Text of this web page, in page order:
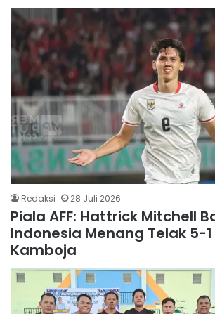
Redaksi 28 Juli 2026
Piala AFF: Hattrick Mitchell
Indonesia Menang Telak 5-
Kamboja